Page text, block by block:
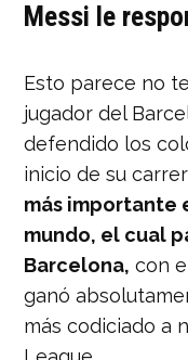
Messi le
Esto parece no
jugador del
defendido los
inicio de su
más importante
mundo, el cual
Barcelona, con
ganó
más codiciado a